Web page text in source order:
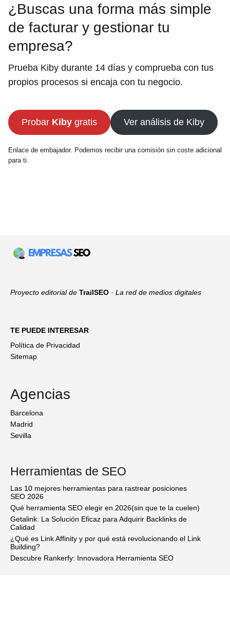
¿Buscas una forma más simple
de facturar y gestionar tu
empresa?
Prueba Kiby durante 14 días y comprueba con tus
propios procesos si encaja con tu negocio.
Probar Kibygratis Ver análisis de Kiby
Enlace de embajador. Podemos recibir una comisión sin coste adicional
para ti.
Proyecto editorial de TrailSEO · La red de medios digitales
TE PUEDE INTERESAR
Política de Privacidad
Sitemap
Agencias
Barcelona
Madrid
Sevilla
Herramientas de SEO
Las 10 mejores herramientas para rastrear posiciones
SEO 2026
Qué herramienta SEO elegir en 2026(sin que te la cuelen)
Getalink: La Solución Eficaz para Adquirir Backlinks de
Calidad
¿Qué es Link Affinity y por qué está revolucionando el Link
Building?
Descubre Rankerfy: Innovadora Herramienta SEO